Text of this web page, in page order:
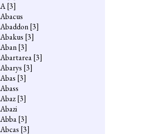
A[3]
Abacus
Abaddon[3]
Abakus [3]
Aban[3]
Abartarea[3]
Abarys [3]
Abas [3]
Abass
Abaz[3]
Abazi
Abba[3]
Abcas [3]